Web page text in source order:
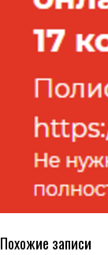
Похожие записи